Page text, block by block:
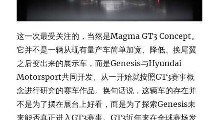
这一次最受关注的，当然是Magma GT3 Concept。
它并不是一辆从现有量产车简单加宽、降低、换尾翼
之后变出来的展示车，而是Genesis与Hyundai
Motorsport共同开发、从一开始就按照GT3赛事概
念进行研究的赛车作品。换句话说，这辆车的存在并
不是为了摆在展台上好看，而是为了探索Genesis未
来能否真正进入GT3赛事。GT3近年来在全球赛场发